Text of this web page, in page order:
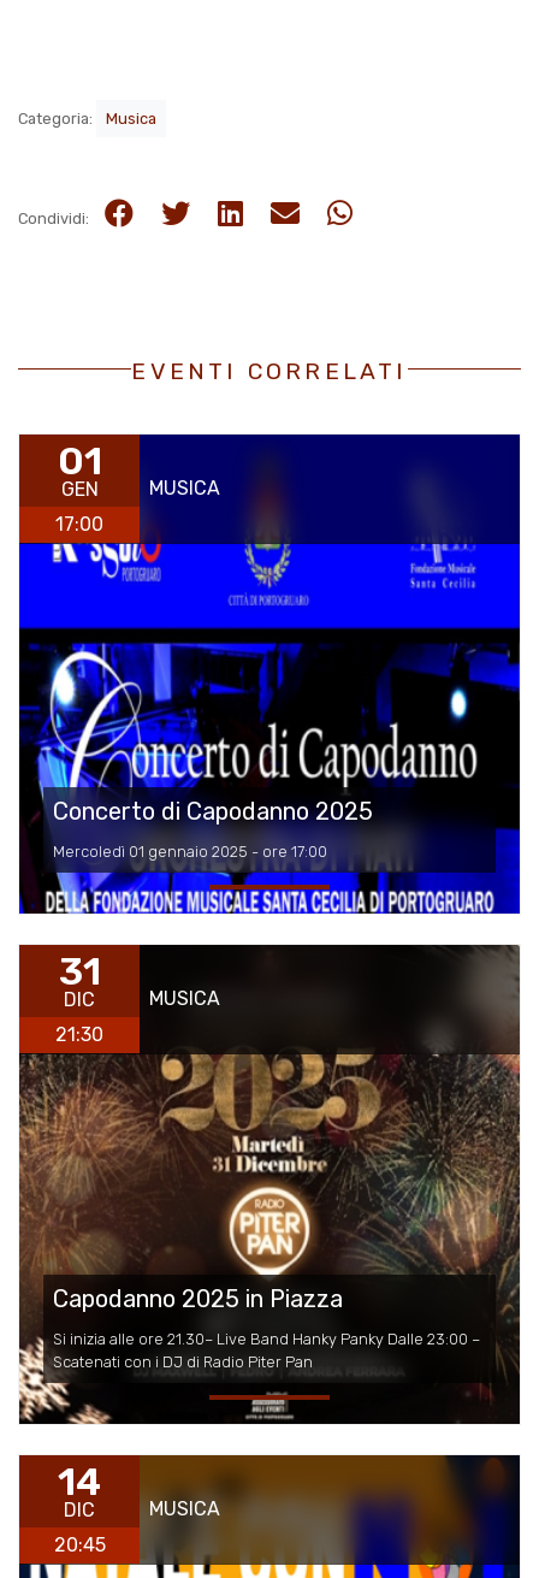
Categoria: Musica
Condividi:
EVENTI CORRELATI
01
GEN
17:00
MUSICA
Concerto di Capodanno 2025
Mercoledì 01 gennaio 2025 - ore 17:00
31
DIC
21:30
MUSICA
Capodanno 2025 in Piazza
Si inizia alle ore 21.30– Live Band Hanky Panky Dalle 23:00 –
Scatenati con i DJ di Radio Piter Pan
14
DIC
20:45
MUSICA